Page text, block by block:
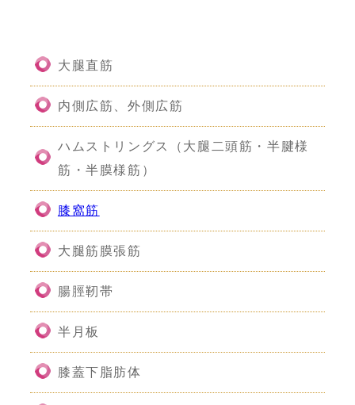
大腿直筋
内側広筋、外側広筋
ハムストリングス（大腿二頭筋・半腱様
筋・半膜様筋）
膝窩筋
大腿筋膜張筋
腸脛靭帯
半月板
膝蓋下脂肪体